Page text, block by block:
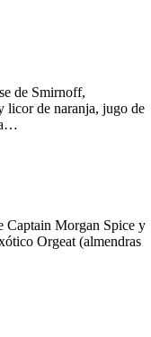
de Smirnoff,
licor de naranja, jugo de
Captain Morgan Spice y
Orgeat (almendras